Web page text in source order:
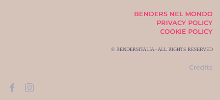
BENDERS NEL MONDO
PRIVACY POLICY
COOKIE POLICY
© BENDERSITALIA - ALL RIGHTS RESERVED
Credits